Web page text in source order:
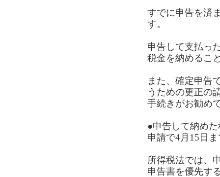
すでに申告を済
す。
申告して支払っ
税金を納めるこ
また、確定申告
うための更正の
手続きがお勧め
●申告して納め
申請で4月15日
所得税法では、
申告書を優先す